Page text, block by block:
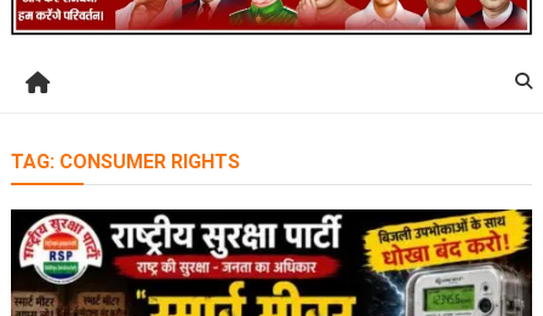
TAG: CONSUMER RIGHTS